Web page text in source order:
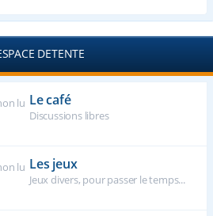
DETENTE
Le café
Discussions libres
Les jeux
Jeux divers, pour passer le temps...